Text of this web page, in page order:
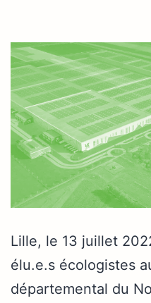
Lille, le 13 juillet
élu.e.s écologistes
départemental du